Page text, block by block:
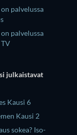
palvelussa
palvelussa
julkaistavat
Kausi 6
Kausi 2
sokea? Iso-